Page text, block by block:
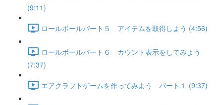
(9:11)
ロールボールパート５ アイテムを取得しよう (4:56)
ロールボールパート６ カウント表示をしてみよう
(7:37)
エアクラフトゲームを作ってみよう パート１ (9:37)